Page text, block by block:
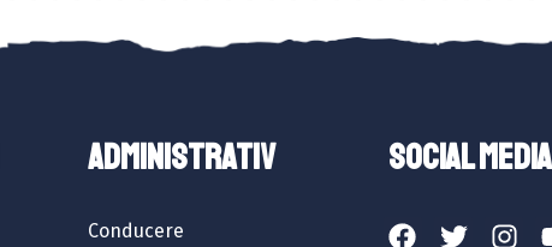
ADMINISTRATIV
Conducere
SOCIAL MEDIA